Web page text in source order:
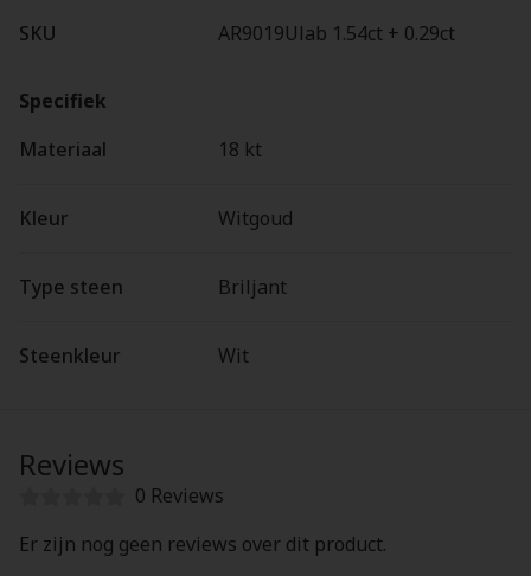
SKU AR9019Ulab 1.54ct + 0.29ct
Specifiek
Materiaal
18 kt
Kleur Witgoud
Type steen Briljant
Steenkleur Wit
Reviews
0 Reviews
Er zijn nog geen reviews over dit product.